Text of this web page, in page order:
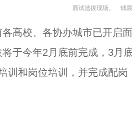
面试选拔现场。 钱
校、各协办城市已开启面
于今年2月底前完成，3月
训和岗位培训，并完成配